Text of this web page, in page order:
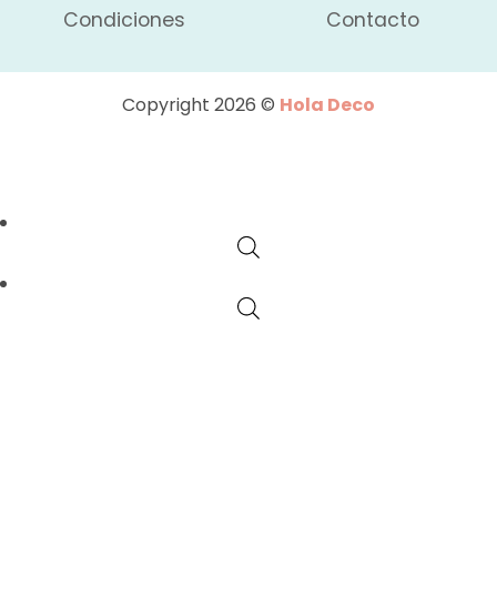
Condiciones Contacto
Copyright 2026 © Hola Deco